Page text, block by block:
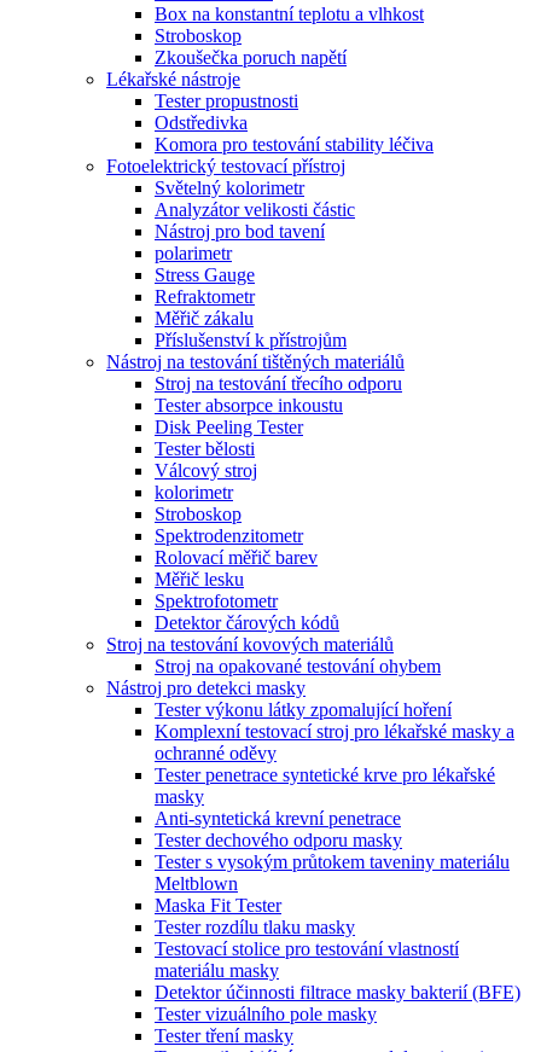
Box na konstantní teplotu a vlhkost
Stroboskop
Zkoušečka poruch napětí
Lékařské nástroje
Tester propustnosti
Odstředivka
Komora pro testování stability léčiva
Fotoelektrický testovací přístroj
Světelný kolorimetr
Analyzátor velikosti částic
Nástroj pro bod tavení
polarimetr
Stress Gauge
Refraktometr
Měřič zákalu
Příslušenství k přístrojům
Nástroj na testování tištěných materiálů
Stroj na testování třecího odporu
Tester absorpce inkoustu
Disk Peeling Tester
Tester bělosti
Válcový stroj
kolorimetr
Stroboskop
Spektrodenzitometr
Rolovací měřič barev
Měřič lesku
Spektrofotometr
Detektor čárových kódů
Stroj na testování kovových materiálů
Stroj na opakované testování ohybem
Nástroj pro detekci masky
Tester výkonu látky zpomalující hoření
Komplexní testovací stroj pro lékařské masky a
ochranné oděvy
Tester penetrace syntetické krve pro lékařské
masky
Anti-syntetická krevní penetrace
Tester dechového odporu masky
Tester s vysokým průtokem taveniny materiálu
Meltblown
Maska Fit Tester
Tester rozdílu tlaku masky
Testovací stolice pro testování vlastností
materiálu masky
Detektor účinnosti filtrace masky bakterií (BFE)
Tester vizuálního pole masky
Tester tření masky